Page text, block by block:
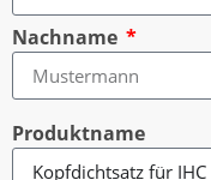
Nachname
Produktname